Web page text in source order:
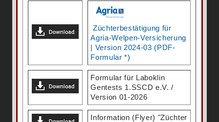
Züchterbestätigung für
Agria-Welpen-Versicherung
| Version 2024-03 (PDF-
Formular *)
Formular für Laboklin
Gentests 1.SSCD e.V. /
Version 01-2026
Information (Flyer) "Züchter